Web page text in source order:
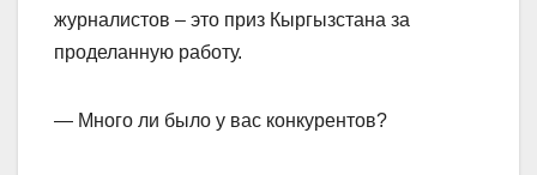
журналистов – это приз Кыргызстана за
проделанную работу.
— Много ли было у вас конкурентов?